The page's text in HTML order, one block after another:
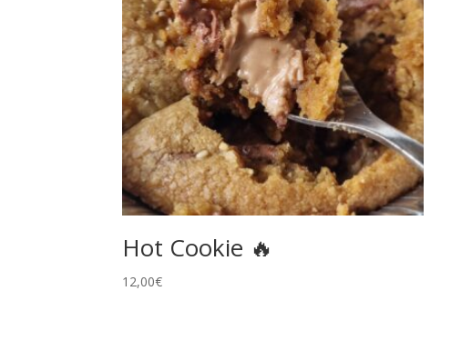
Hot Cookie 🔥
12,00€